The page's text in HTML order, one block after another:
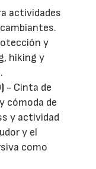
actividades
y
hiking y
- Cinta de
cómoda de
y actividad
y el
como